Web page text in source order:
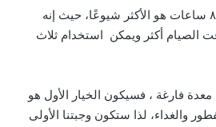
هو الأكثر شيوعًا، حيث إنه
الصيام أكثر ويمكن استخدام ثلاث
فارغة ، فسيكون الخيار الأول هو
والغداء، لذا ستكون وجبتنا الأولى